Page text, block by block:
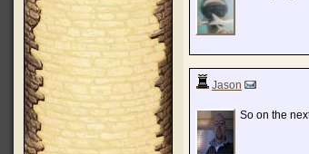
Jason
So on the